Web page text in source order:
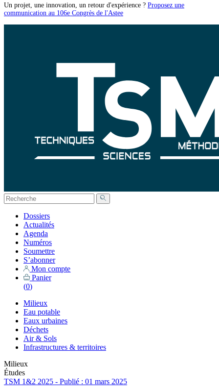
Un projet, une innovation, un retour d'expérience ? Proposez une
communication au 106e Congrès de l'Astee
Dossiers
Actualités
Agenda
Numéros
Soumettre
S’abonner
Mon compte
Panier
(0)
Milieux
Eau potable
Eaux urbaines
Déchets
Air & Sols
Infrastructures & territoires
Milieux
Études
TSM 1&2 2025 - Publié : 01 mars 2025